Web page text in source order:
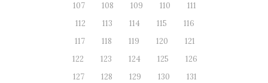
107
108 109 110
111
112
113 114 115
116
117
118 119 120
121
122
123 124 125
126
127
128 129 130
131